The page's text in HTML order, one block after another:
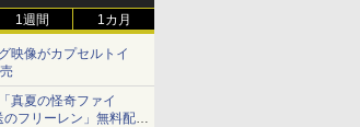
1週間 1カ月
映像がカプセルトイ
真夏の怪奇ファイ
フリーレン」無料配信